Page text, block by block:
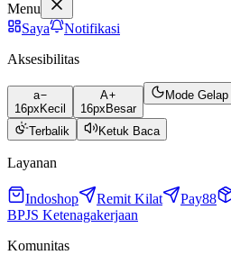
Menu
Saya
Notifikasi
Aksesibilitas
a
16px Kecil
A
16px Besar
Mode Gelap
Terbalik Ketuk Baca
Layanan
Indoshop Remit Kilat Pay88
BPJS Ketenagakerjaan
Komunitas